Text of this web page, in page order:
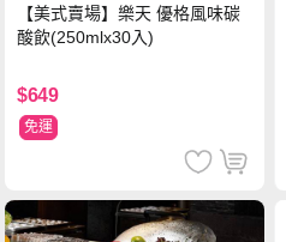
【美式賣場】樂天 優格風味碳
酸飲(250mlx30入)
$649
免運